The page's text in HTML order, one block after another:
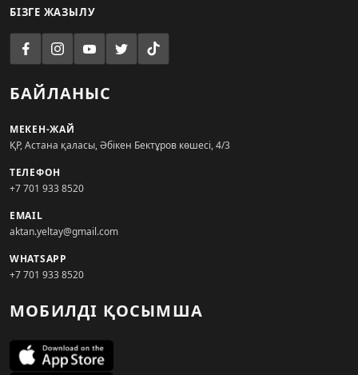
БІЗГЕ ЖАЗЫЛУ
БАЙЛАНЫС
МЕКЕН-ЖАЙ
ҚР, Астана қаласы, Әбікен Бектұров көшесі, 4/3
ТЕЛЕФОН
+7 701 933 8520
EMAIL
aktan.yeltay@gmail.com
WHATSAPP
+7 701 933 8520
МОБИЛДІ ҚОСЫМША